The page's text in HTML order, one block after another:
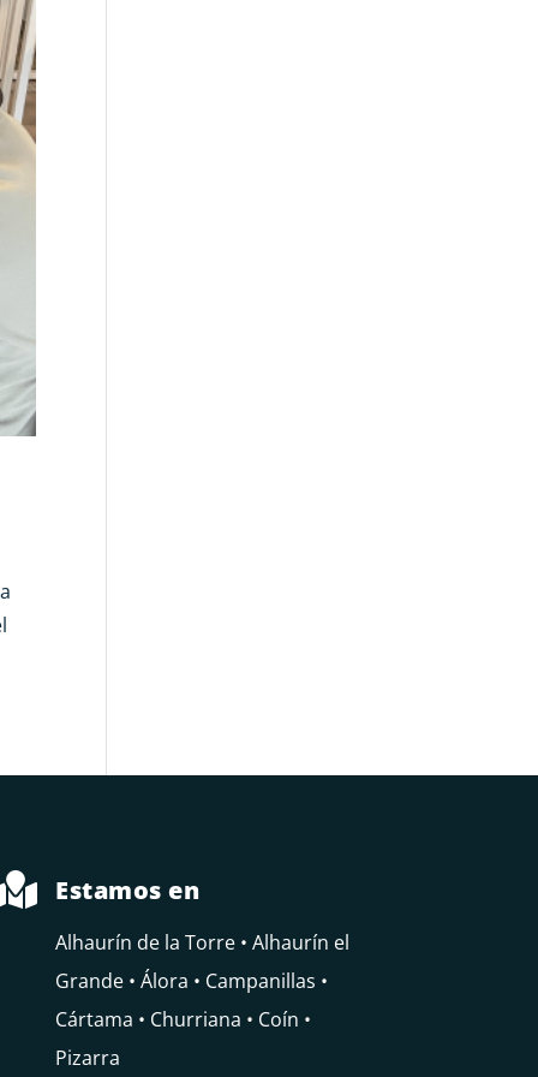
Estamos en
Alhaurín de la Torre • Alhaurín el
Grande • Álora • Campanillas •
Cártama • Churriana • Coín •
Pizarra